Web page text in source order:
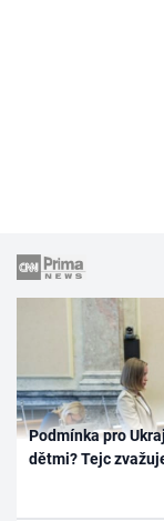
Podmínka pro
dětmi? Tejc